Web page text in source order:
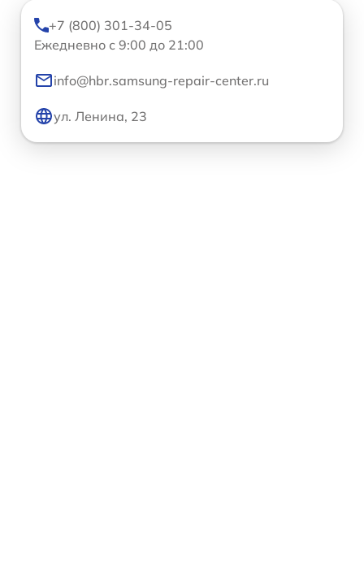
+7 (800) 301-34-05
Ежедневно с 9:00 до 21:00
info@hbr.samsung-repair-center.ru
ул. Ленина, 23